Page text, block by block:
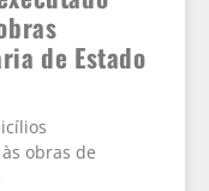
de Estado
obras de